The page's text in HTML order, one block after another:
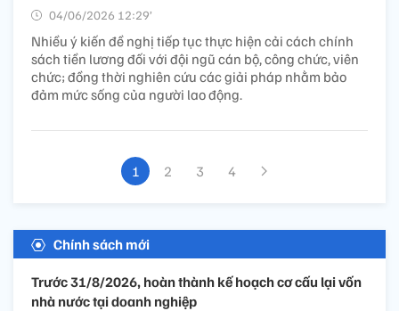
04/06/2026 12:29’
Nhiều ý kiến đề nghị tiếp tục thực hiện cải cách chính
sách tiền lương đối với đội ngũ cán bộ, công chức, viên
chức; đồng thời nghiên cứu các giải pháp nhằm bảo
đảm mức sống của người lao động.
1 2 3 4
Chính sách mới
Trước 31/8/2026, hoàn thành kế hoạch cơ cấu lại vốn
nhà nước tại doanh nghiệp